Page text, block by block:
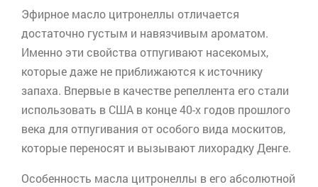
Эфирное масло цитронеллы отличается
достаточно густым и навязчивым ароматом.
Именно эти свойства отпугивают насекомых,
которые даже не приближаются к источнику
запаха. Впервые в качестве репеллента его стали
использовать в США в конце 40-х годов прошлого
века для отпугивания от особого вида москитов,
которые переносят и вызывают лихорадкуДенге.
Особенность масла цитронеллы в его абсолютной